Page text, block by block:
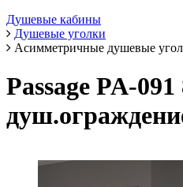
Душевые кабины
Душевые уголки
Асимметричные душевые
Passage PA-